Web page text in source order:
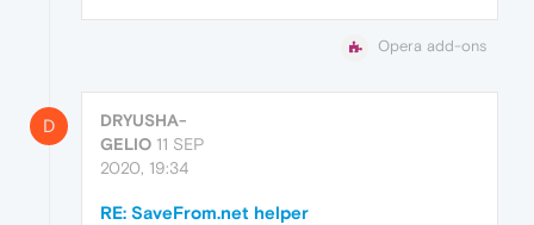
Opera add-ons
D
DRYUSHA-
GELIO 11 SEP
2020, 19:34
RE: SaveFrom.net helper